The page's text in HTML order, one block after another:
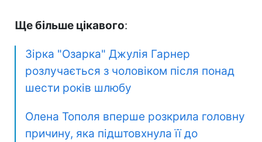
Ще більше цікавого:
Зірка "Озарка" Джулія Гарнер
розлучається з чоловіком після понад
шести років шлюбу
Олена Тополя вперше розкрила головну
причину, яка підштовхнула її до